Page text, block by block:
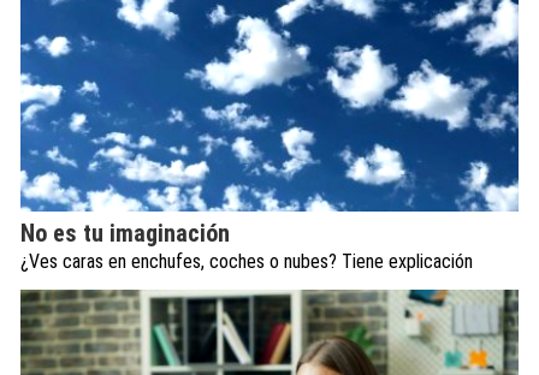
No es tu imaginación
¿Ves caras en enchufes, coches o nubes? Tiene explicación